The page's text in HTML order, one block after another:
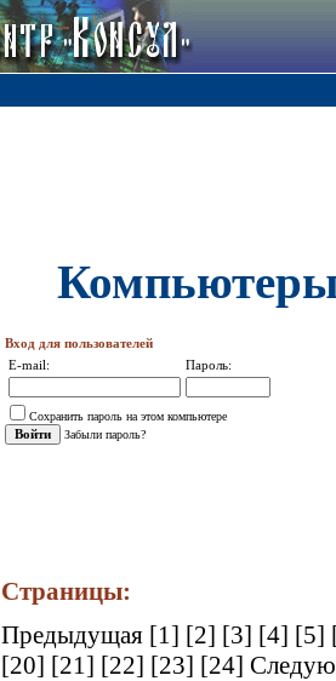
Вход для пользователей
E-mail:
Пароль:
Сохранить пароль на этом компьютере
Забыли пароль?
Страницы:
Предыдущая [1] [2] [3] [4] [5]
[20] [21] [22] [23] [24]